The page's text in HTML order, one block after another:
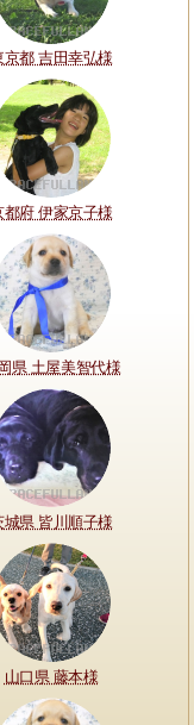
京都 吉田幸弘様
都府 伊家京子様
県 土屋美智代様
城県 皆川順子様
山口県 藤本様